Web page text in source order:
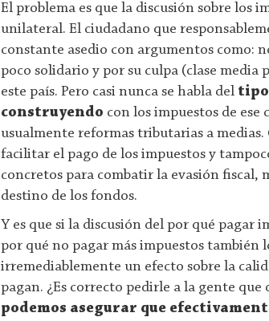
El problema es que la discusión sobre los
unilateral. El ciudadano que
constante asedio con argumentos como:
poco solidario y por su culpa (clase media
este país. Pero casi nunca se habla deltipo
construyendo con los impuestos de ese
usualmente reformas tributarias a medias.
facilitar el pago de los impuestos y
concretos para combatir la evasión fiscal,
destino de los fondos.
Y es que si la discusión del por qué pagar
por qué no pagar más impuestos también
irremediablemente un efecto sobre la
pagan. ¿Es correcto pedirle a la gente que
podemos asegurar que